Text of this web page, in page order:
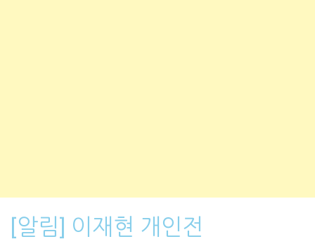
[알림] 이재현 개인전